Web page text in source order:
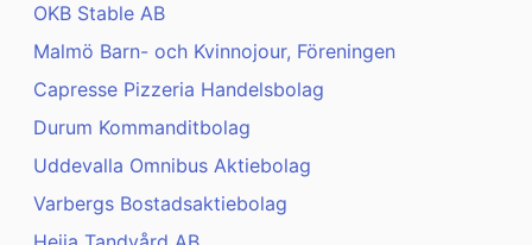
OKB Stable AB
Malmö Barn- och Kvinnojour, Föreningen
Capresse Pizzeria Handelsbolag
Durum Kommanditbolag
Uddevalla Omnibus Aktiebolag
Varbergs Bostadsaktiebolag